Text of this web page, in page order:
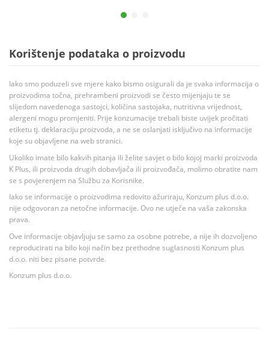
Korištenje podataka o proizvodu
Iako smo poduzeli sve mjere kako bismo osigurali da je svaka informacija o
proizvodima točna, prehrambeni proizvodi se često mijenjaju te se
slijedom navedenoga sastojci, količina sastojaka, nutritivna vrijednost,
alergeni mogu promjeniti. Prije konzumacije trebali biste uvijek pročitati
etiketu tj. deklaraciju proizvoda, a ne se oslanjati isključivo na informacije
koje su objavljene na web stranici.
Ukoliko imate bilo kakvih pitanja ili želite savjet o bilo kojoj marki proizvoda
K Plus, ili proizvoda drugih dobavljača ili proizvođača, molimo obratite nam
se s povjerenjem na Službu za Korisnike.
Iako se informacije o proizvodima redovito ažuriraju, Konzum plus d.o.o.
nije odgovoran za netočne informacije. Ovo ne utječe na vaša zakonska
prava.
Ove informacije objavljuju se samo za osobne potrebe, a nije ih dozvoljeno
reproducirati na bilo koji način bez prethodne suglasnosti Konzum plus
d.o.o. niti bez pisane potvrde.
Konzum plus d.o.o.